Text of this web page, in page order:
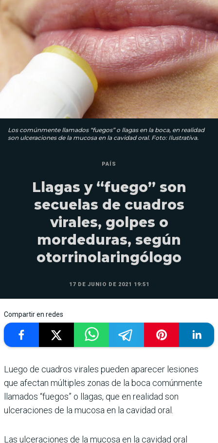
Los comúnmente llamados “fuegos” o llagas en la boca, en realidad
son ulceraciones de la mucosa en la cavidad oral. Foto: Ilustrativa.
PAÍS
Llagas y “fuego” son
secuelas de cuadros
virales, golpes o
mordeduras, según
otorrinolaringólogo
17 DE JUNIO DE 2021 19:51
Compartir en redes
Luego de cuadros virales pueden aparecer lesiones
que afectan múltiples zonas de la boca comúnmente
llamados “fuegos” o llagas, que en realidad son
ulceraciones de la mucosa en la cavidad oral.
Las ulceraciones de la mucosa en la cavidad oral